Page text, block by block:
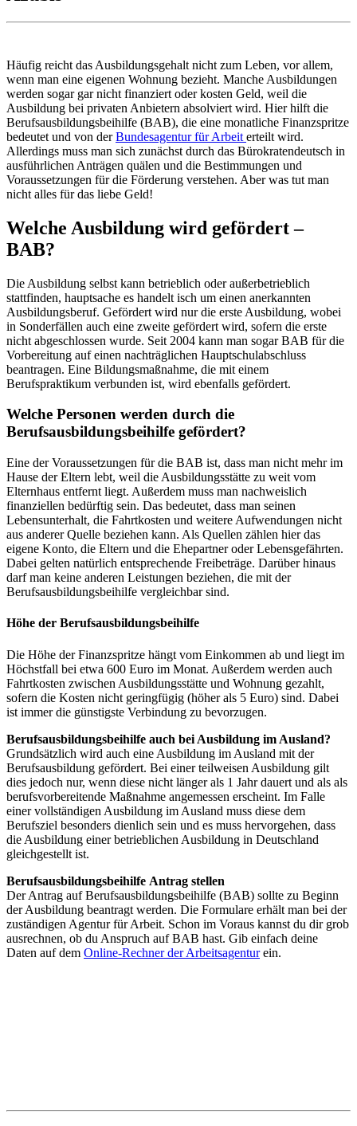
Häufig reicht das Ausbildungsgehalt nicht zum Leben, vor allem,
wenn man eine eigenen Wohnung bezieht. Manche Ausbildungen
werden sogar gar nicht finanziert oder kosten Geld, weil die
Ausbildung bei privaten Anbietern absolviert wird. Hier hilft die
Berufsausbildungsbeihilfe (BAB), die eine monatliche Finanzspritze
bedeutet und von derBundesagentur für Arbeit erteilt wird.
Allerdings muss man sich zunächst durch das Bürokratendeutsch in
ausführlichen Anträgen quälen und die Bestimmungen und
Voraussetzungen für die Förderung verstehen. Aber was tut man
nicht alles für das liebe Geld!
Welche Ausbildung wird gefördert –
BAB?
Die Ausbildung selbst kann betrieblich oder außerbetrieblich
stattfinden, hauptsache es handelt isch um einen anerkannten
Ausbildungsberuf. Gefördert wird nur die erste Ausbildung, wobei
in Sonderfällen auch eine zweite gefördert wird, sofern die erste
nicht abgeschlossen wurde. Seit 2004 kann man sogar BAB für die
Vorbereitung auf einen nachträglichen Hauptschulabschluss
beantragen. Eine Bildungsmaßnahme, die mit einem
Berufspraktikum verbunden ist, wird ebenfalls gefördert.
Welche Personen werden durch die
Berufsausbildungsbeihilfe gefördert?
Eine der Voraussetzungen für die BAB ist, dass man nicht mehr im
Hause der Eltern lebt, weil die Ausbildungsstätte zu weit vom
Elternhaus entfernt liegt. Außerdem muss man nachweislich
finanziellen bedürftig sein. Das bedeutet, dass man seinen
Lebensunterhalt, die Fahrtkosten und weitere Aufwendungen nicht
aus anderer Quelle beziehen kann. Als Quellen zählen hier das
eigene Konto, die Eltern und die Ehepartner oder Lebensgefährten.
Dabei gelten natürlich entsprechende Freibeträge. Darüber hinaus
darf man keine anderen Leistungen beziehen, die mit der
Berufsausbildungsbeihilfe vergleichbar sind.
Höhe der Berufsausbildungsbeihilfe
Die Höhe der Finanzspritze hängt vom Einkommen ab und liegt im
Höchstfall bei etwa 600 Euro im Monat. Außerdem werden auch
Fahrtkosten zwischen Ausbildungsstätte und Wohnung gezahlt,
sofern die Kosten nicht geringfügig (höher als 5 Euro) sind. Dabei
ist immer die günstigste Verbindung zu bevorzugen.
Berufsausbildungsbeihilfe auch bei Ausbildung im Ausland?
Grundsätzlich wird auch eine Ausbildung im Ausland mit der
Berufsausbildung gefördert. Bei einer teilweisen Ausbildung gilt
dies jedoch nur, wenn diese nicht länger als 1 Jahr dauert und als als
berufsvorbereitende Maßnahme angemessen erscheint. Im Falle
einer vollständigen Ausbildung im Ausland muss diese dem
Berufsziel besonders dienlich sein und es muss hervorgehen, dass
die Ausbildung einer betrieblichen Ausbildung in Deutschland
gleichgestellt ist.
Berufsausbildungsbeihilfe Antrag stellen
Der Antrag auf Berufsausbildungsbeihilfe (BAB) sollte zu Beginn
der Ausbildung beantragt werden. Die Formulare erhält man bei der
zuständigen Agentur für Arbeit. Schon im Voraus kannst du dir grob
ausrechnen, ob du Anspruch auf BAB hast. Gib einfach deine
Daten auf dem Online-Rechner der Arbeitsagenturein.